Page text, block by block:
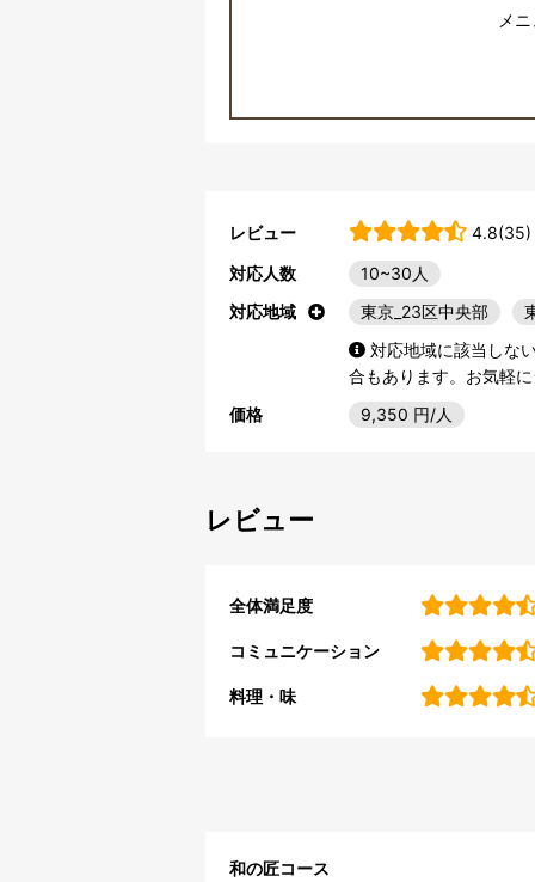
メ
レビュー
4.8(35)
対応人数
10~30人
対応地域
東京_23区中央部
対応地域に該当しな
合もあります。お気軽
価格
9,350 円/人
レビュー
全体満足度
コミュニケーション
料理・味
和の匠コース